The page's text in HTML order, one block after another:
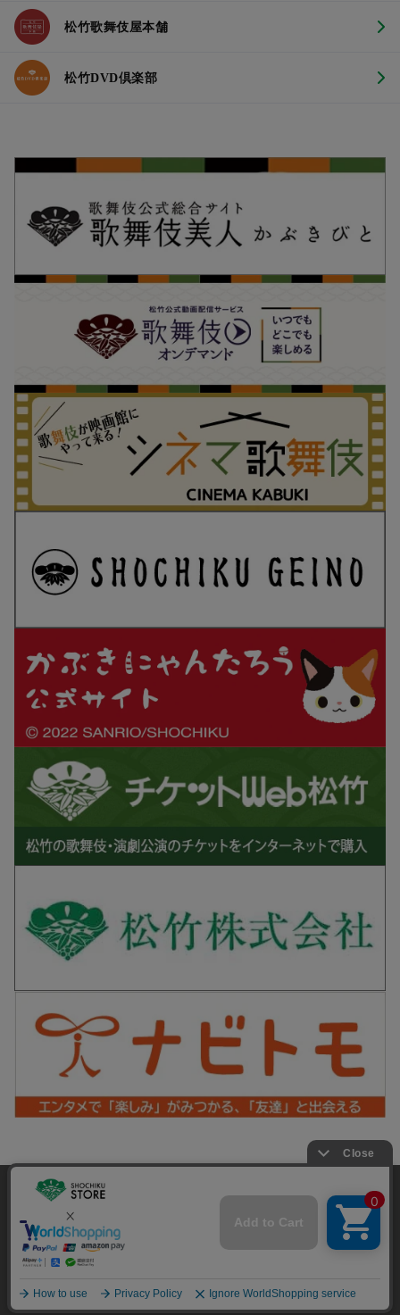
松竹歌舞伎屋本舗
松竹DVD倶楽部
Copyright©SHOCHIKU Co.,Ltd. All Rights Reserved.
当サイトでは利用体験の向上およびコンテンツの最適な提供、ト
ラフィックの分析を目的としてCookieを使用しています。
サイトの閲覧を継続された場合、Cookieの利用に同意したことも
のといたします。
詳細については
承諾する